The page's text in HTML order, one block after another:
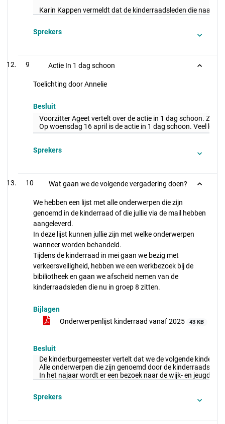
Karin Kappen vermeldt dat de kinderraadsleden die naar
Sprekers
9 Actie In 1 dag schoon
Toelichting door Annelie
Besluit
Voorzitter Ageet vertelt over de actie in 1 dag schoon. Ze
Op woensdag 16 april is de actie in 1 dag schoon. Veel
Sprekers
10 Wat gaan we de volgende vergadering doen?
We hebben een lijst met alle onderwerpen die zijn
genoemd in de kinderraad of die jullie via de mail hebben
aangeleverd.
In deze lijst kunnen jullie zijn met welke onderwerpen
wanneer worden behandeld.
Tijdens de kinderraad in mei gaan we bezig met
verkeersveiligheid, hebben we een werkbezoek bij de
bibiliotheek en gaan we afscheid nemen van de
kinderraadsleden die nu in groep 8 zitten.
Bijlagen
Onderwerpenlijst kinderraad vanaf 2025
43 KB
Besluit
De kinderburgemeester vertelt dat we de volgende
Alle onderwerpen die zijn genoemd door de
In het najaar wordt er een bezoek naar de wijk- en
Sprekers